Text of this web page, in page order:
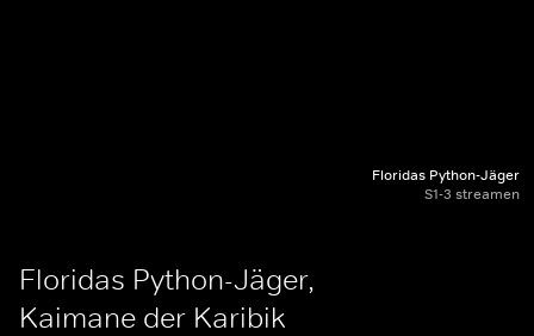
Floridas Python-Jäger
S1-3 streamen
Floridas Python-Jäger,
Kaimane der Karibik